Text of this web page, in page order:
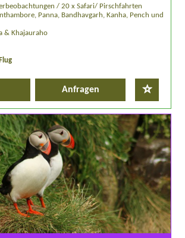
/ 20 x Safari/ Pirschfahrten
Panna, Bandhavgarh, Kanha, Pench und
& Khajauraho
Anfragen